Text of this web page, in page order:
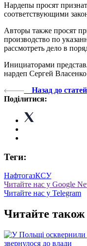
Нардепы просят
соответствующими
Авторы также просят
производство по
рассмотреть дело в
Инициаторами
нардеп Сергей
Назад до статей
Поділитися:
Теги:
НафтогазКСУ
Читайте нас у Google
Читайте нас у Telegram
Читайте також